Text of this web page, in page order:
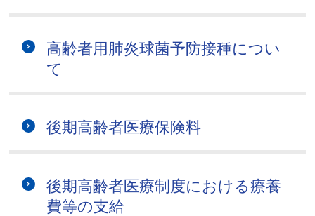
高齢者用肺炎球菌予防接種につい
て
後期高齢者医療保険料
後期高齢者医療制度における療養
費等の支給